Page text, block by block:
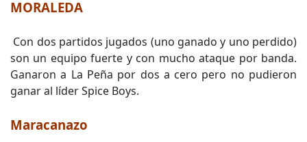
MORALEDA
Con dos partidos jugados (uno ganado y uno perdido)
son un equipo fuerte y con mucho ataque por banda.
Ganaron a La Peña por dos a cero pero no pudieron
ganar al líder Spice Boys.
Maracanazo